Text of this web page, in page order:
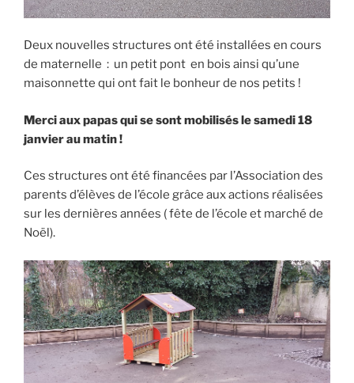
Deux nouvelles structures ont été installées en cours
de maternelle : un petit pont en bois ainsi qu’une
maisonnette qui ont fait le bonheur de nos petits !
Merci aux papas qui se sont mobilisés le samedi 18
janvier au matin !
Ces structures ont été financées par l’Association des
parents d’élèves de l’école grâce aux actions réalisées
sur les dernières années ( fête de l’école et marché de
Noël).